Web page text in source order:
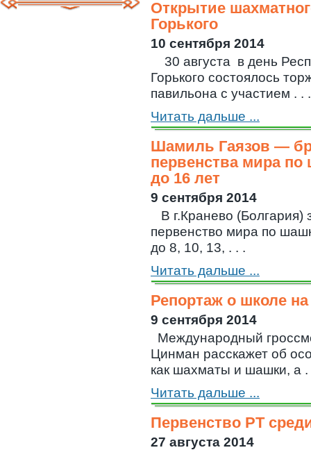
Открытие
Горького
10 сентября 2014
30 августа в день
Горького состоялось
павильона с участием . . .
Читать дальше ...
Шамиль Гаязов —
первенства мира
до 16 лет
9 сентября 2014
В г.Кранево
первенство мира по
до 8, 10, 13, . . .
Читать дальше ...
Репортаж о школе
9 сентября 2014
Международный
Цинман расскажет об
как шахматы и шашки, а .
Читать дальше ...
Первенство РТ
27 августа 2014